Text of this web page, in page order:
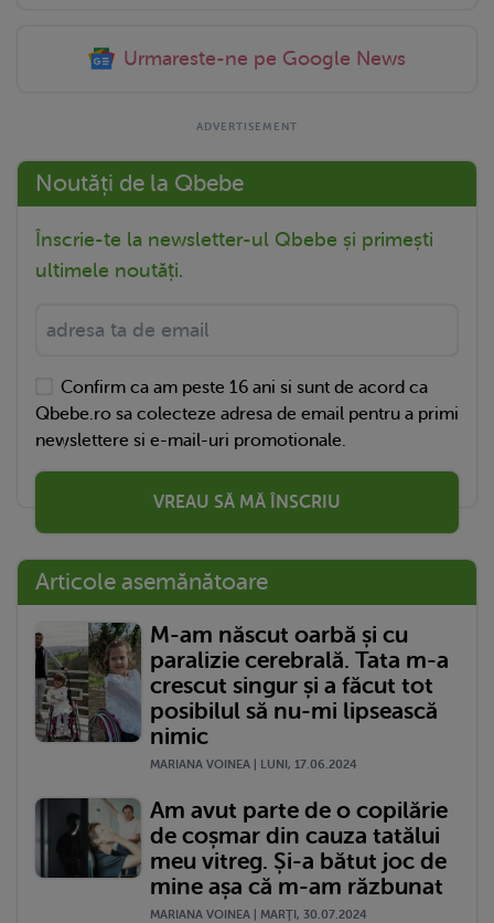
Urmareste-ne pe Google News
Noutăți de la Qbebe
Înscrie-te la newsletter-ul Qbebe și primești
ultimele noutăți.
Confirm ca am peste 16 ani si sunt de acord ca
Qbebe.ro sa colecteze adresa de email pentru a primi
newslettere si e-mail-uri promotionale.
VREAU SĂ MĂ ÎNSCRIU
Articole asemănătoare
M-am născut oarbă și cu
paralizie cerebrală. Tata m-a
crescut singur și a făcut tot
posibilul să nu-mi lipsească
nimic
MARIANA VOINEA | LUNI, 17.06.2024
Am avut parte de o copilărie
de coșmar din cauza tatălui
meu vitreg. Și-a bătut joc de
mine așa că m-am răzbunat
MARIANA VOINEA | MARŢI, 30.07.2024